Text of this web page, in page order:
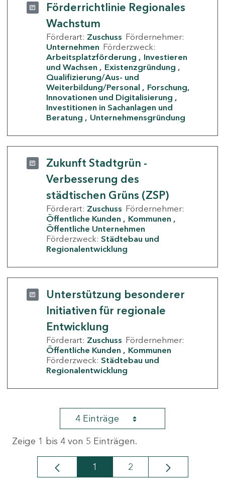
Förderrichtlinie Regionales
Wachstum
Förderart: Zuschuss Fördernehmer:
Unternehmen Förderzweck:
Arbeitsplatzförderung
Investieren
und Wachsen
Existenzgründung
Qualifizierung/Aus- und
Weiterbildung/Personal
Forschung,
Innovationen und Digitalisierung
Investitionen in Sachanlagen und
Beratung
Unternehmensgründung
Zukunft Stadtgrün -
Verbesserung des
städtischen Grüns (ZSP)
Förderart: Zuschuss Fördernehmer:
Öffentliche Kunden
Kommunen
Öffentliche Unternehmen
Förderzweck: Städtebau und
Regionalentwicklung
Unterstützung besonderer
Initiativen für regionale
Entwicklung
Förderart: Zuschuss Fördernehmer:
Öffentliche Kunden
Kommunen
Förderzweck: Städtebau und
Regionalentwicklung
4 Einträge
Zeige 1 bis 4 von 5 Einträgen.
Seite
1 Seite
2